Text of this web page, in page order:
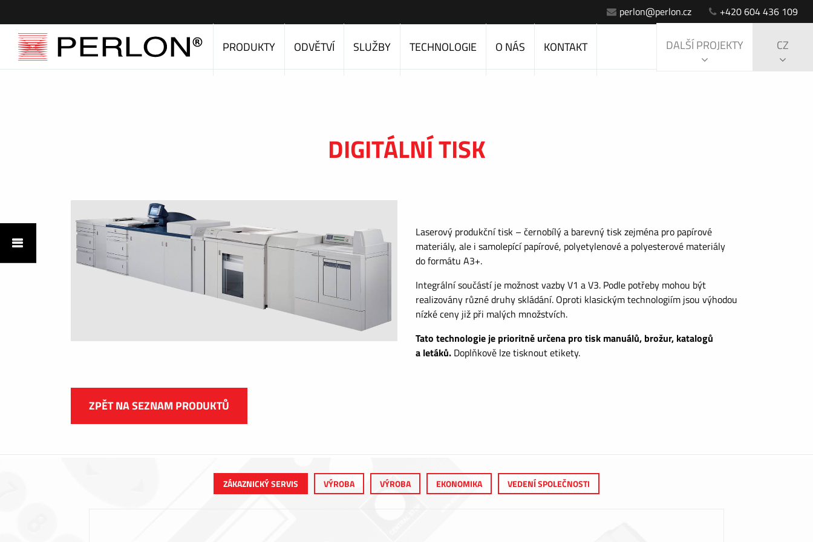
perlon@perlon.cz +420 604 436 109
PRODUKTY ODVĚTVÍ SLUŽBY TECHNOLOGIE O NÁS KONTAKT DALŠÍ PROJEKTY CZ
DIGITÁLNÍ TISK
Laserový produkční tisk – černobílý a barevný tisk zejména pro papírové
materiály, ale i samolepící papírové, polyetylenové a polyesterové materiály
do formátu A3+.
Integrální součástí je možnost vazby V1 a V3. Podle potřeby mohou být
realizovány různé druhy skládání. Oproti klasickým technologiím jsou výhodou
nízké ceny již při malých množstvích.
Tato technologie je prioritně určena pro tisk manuálů, brožur, katalogů
a letáků. Doplňkově lze tisknout etikety.
ZPĚT NA SEZNAM PRODUKTŮ
ZÁKAZNICKÝ SERVIS VÝROBA VÝROBA EKONOMIKA VEDENÍ SPOLEČNOSTI